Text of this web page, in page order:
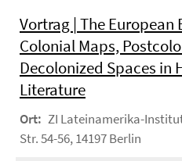
Vortrag | The European
Colonial Maps,
Decolonized Spaces in
Literature
Ort: ZI Lateinamerika-
Str. 54-56, 14197 Berlin